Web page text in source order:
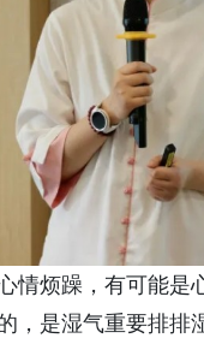
情烦躁，有可能
，是湿气重要排